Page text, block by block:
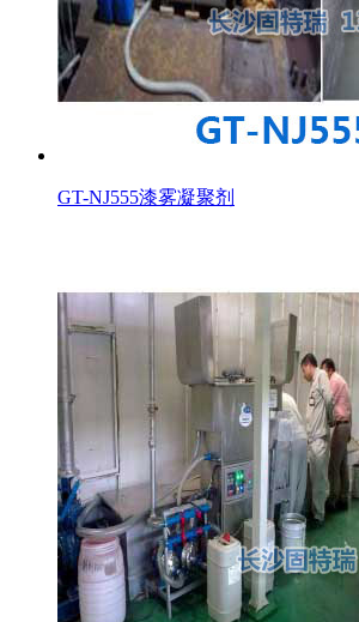
GT-NJ555漆雾凝聚剂